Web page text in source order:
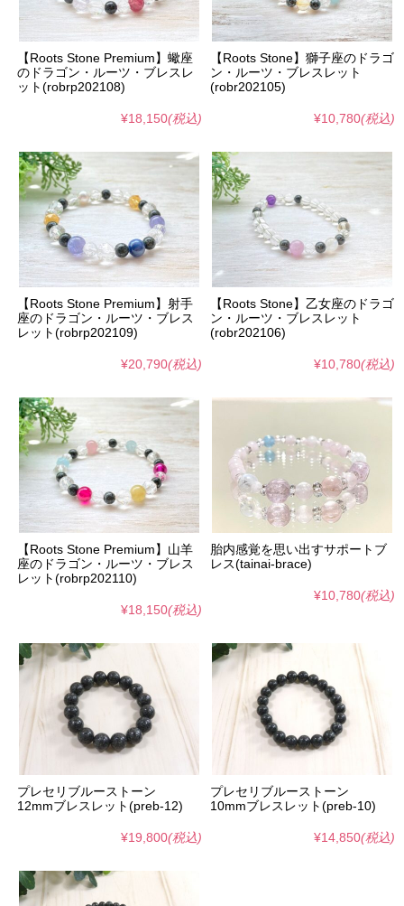
【Roots Stone Premium】蠍座
のドラゴン・ルーツ・ブレスレ
ット(robrp202108)
¥18,150(税込)
【Roots Stone】獅子座のドラゴ
ン・ルーツ・ブレスレット
(robr202105)
¥10,780(税込)
【Roots Stone Premium】射手
座のドラゴン・ルーツ・ブレス
レット(robrp202109)
¥20,790(税込)
【Roots Stone】乙女座のドラゴ
ン・ルーツ・ブレスレット
(robr202106)
¥10,780(税込)
【Roots Stone Premium】山羊
座のドラゴン・ルーツ・ブレス
レット(robrp202110)
¥18,150(税込)
胎内感覚を思い出すサポートブ
レス(tainai-brace)
¥10,780(税込)
プレセリブルーストーン
12mmブレスレット(preb-12)
¥19,800(税込)
プレセリブルーストーン
10mmブレスレット(preb-10)
¥14,850(税込)